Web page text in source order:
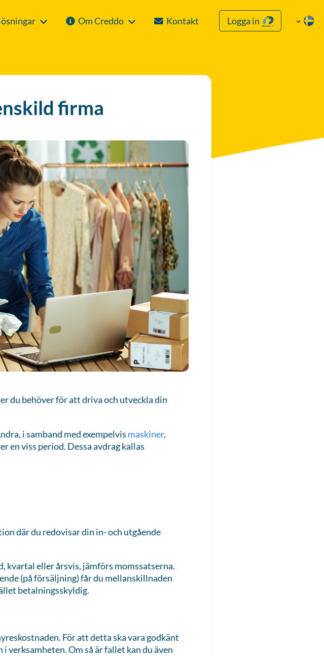
Om Creddo Kontakt Logga in
firma
du behöver för att driva och utveckla din
i samband med exempelvis maskiner,
viss period. Dessa avdrag kallas
där du redovisar din in- och utgående
kvartal eller årsvis, jämförs momssatserna.
(på försäljning) får du mellanskillnaden
betalningsskyldig.
För att detta ska vara godkänt
verksamheten. Om så är fallet kan du även